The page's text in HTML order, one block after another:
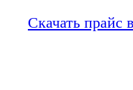
Скачать прайс